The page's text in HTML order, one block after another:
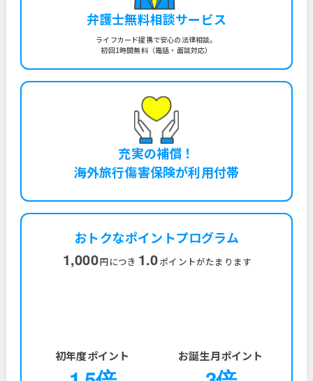
弁護士無料相談サービス
ライフカード提携で安心の法律相談。
初回1時間無料（電話・面談対応）
充実の補償！
海外旅行傷害保険が利用付帯
おトクなポイントプログラム
1,000円につき 1.0ポイントがたまります
初年度ポイント お誕生月ポイント